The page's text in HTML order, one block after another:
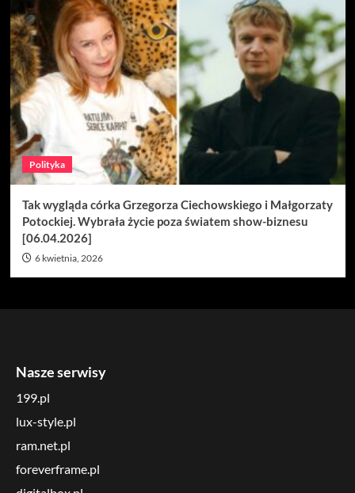
Polityka
Tak wygląda córka Grzegorza Ciechowskiego i Małgorzaty
Potockiej. Wybrała życie poza światem show-biznesu
[06.04.2026]
6 kwietnia, 2026
Nasze serwisy
199.pl
lux-style.pl
ram.net.pl
foreverframe.pl